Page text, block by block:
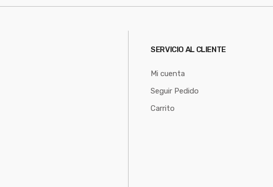
SERVICIO AL CLIENTE
Mi cuenta
Seguir Pedido
Carrito